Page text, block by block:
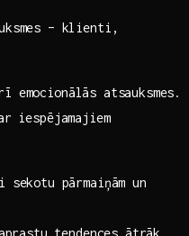
– klienti,
atsauksmes.
iespējamajiem
pārmaiņām un
tendences ‍ātrāk.